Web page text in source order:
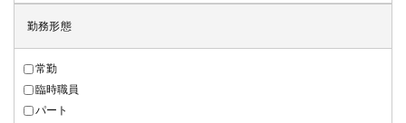
勤務形態
常勤
臨時職員
パート